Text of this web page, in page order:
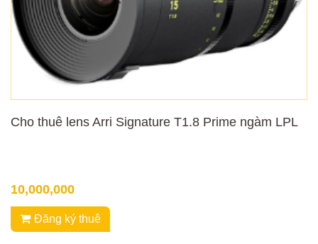
Cho thuê lens Arri Signature T1.8 Prime ngàm LPL
10,000,000
Đăng ký thuê